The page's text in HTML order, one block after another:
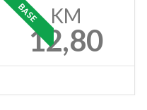
BASE KM
12,80